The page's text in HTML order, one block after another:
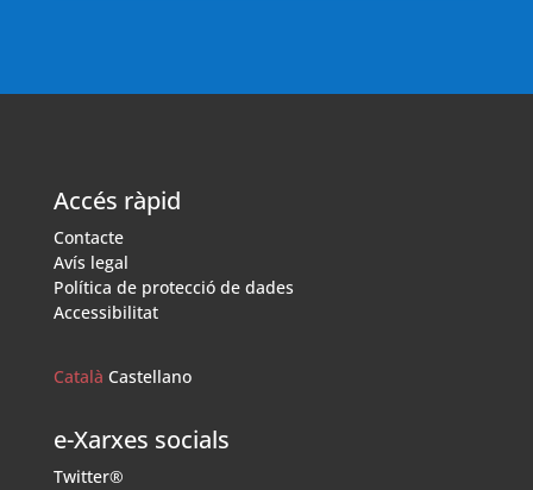
Accés ràpid
Contacte
Avís legal
Política de protecció de dades
Accessibilitat
Català Castellano
e-Xarxes socials
Twitter®